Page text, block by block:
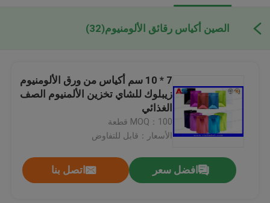
الصين أكياس رقائق الألومنيوم(32)
7 * 10 سم أكياس من ورق الألومنيوم
زيبلوك للشاي تخزين الألمنيوم الصف
الغذائي
MOQ：100 قطعة
الأسعار：قابل للتفاوض
افضل سعر اتصل بنا